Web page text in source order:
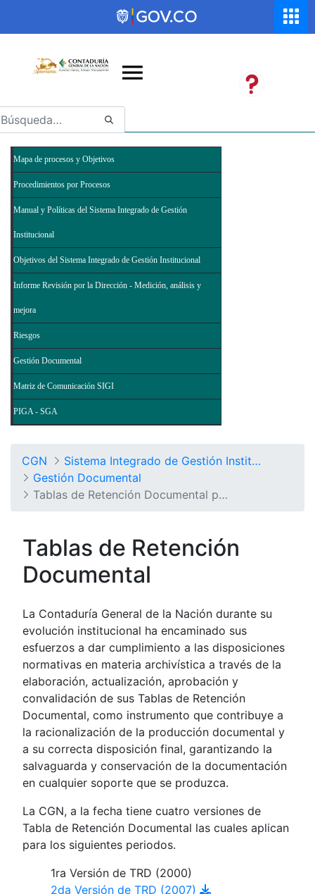
Saltar al contenido principal
Abrir menú de accesibilidad
Mapa de procesos y Objetivos
Procedimientos por Procesos
Manual y Políticas del Sistema Integrado de Gestión
Institucional
Objetivos del Sistema Integrado de Gestión Institucional
Informe Revisión por la Dirección - Medición, análisis y
mejora
Riesgos
Gestión Documental
Matriz de Comunicación SIGI
PIGA - SGA
CGN
Sistema Integrado de Gestión Institucional
Gestión Documental
Tablas de Retención Documental por Procesos
Tablas de Retención
Documental
La Contaduría General de la Nación durante su
evolución institucional ha encaminado sus
esfuerzos a dar cumplimiento a las disposiciones
normativas en materia archivística a través de la
elaboración, actualización, aprobación y
convalidación de sus Tablas de Retención
Documental, como instrumento que contribuye a
la racionalización de la producción documental y
a su correcta disposición final, garantizando la
salvaguarda y conservación de la documentación
en cualquier soporte que se produzca.
La CGN, a la fecha tiene cuatro versiones de
Tabla de Retención Documental las cuales aplican
para los siguientes periodos.
1ra Versión de TRD (2000)
2da Versión de TRD (2007)